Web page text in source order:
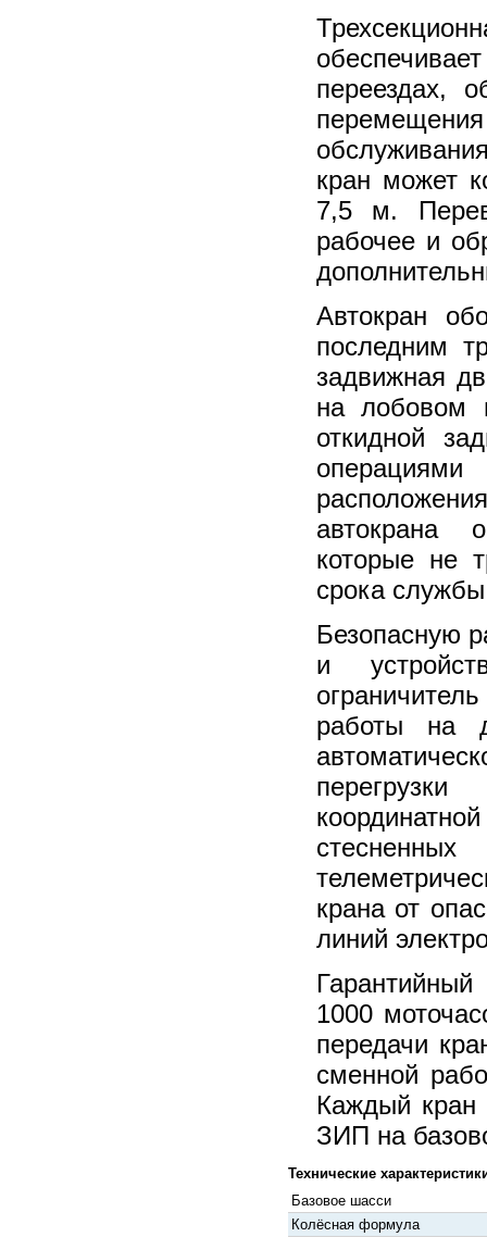
переездах,
кран может
7,5 м.
рабочее и
Автокран
последним
задвижная
на лобовом
откидной
автокрана
которые не
срока
Безопасную
и
работы на
крана от
линий
1000
передачи
сменной
Каждый кран
ЗИП на
Технические
Базовое шасси
Колёсная формула